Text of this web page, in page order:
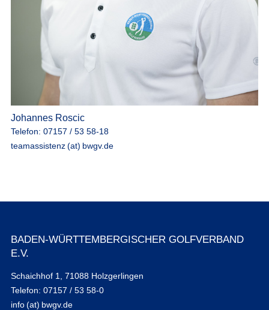
Johannes Roscic
Telefon: 07157 / 53 58-18
teamassistenz (at) bwgv.de
BADEN-WÜRTTEMBERGISCHER GOLFVERBAND
E.V.
Schaichhof 1, 71088 Holzgerlingen
Telefon: 07157 / 53 58-0
info (at) bwgv.de